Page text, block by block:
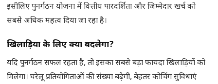
इसीलिए पुनर्गठन योजना में वित्तीय पारदर्शिता और जिम्मेदार खर्च को
सबसे अधिक महत्व दिया जा रहा है।
खिलाड़ियों के लिए क्या बदलेगा?
यदि पुनर्गठन सफल रहता है, तो इसका सबसे बड़ा फायदा खिलाड़ियों को
मिलेगा। घरेलू प्रतियोगिताओं की संख्या बढ़ेगी, बेहतर कोचिंग सुविधाएं